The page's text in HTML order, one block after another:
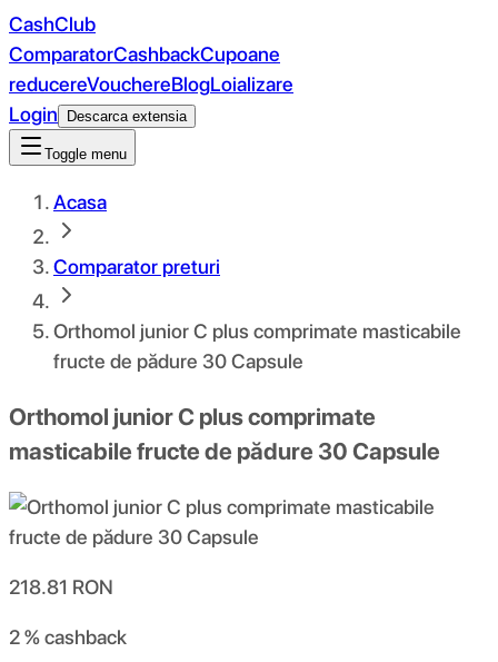
CashClub
ComparatorCashbackCupoane
reducereVouchereBlogLoializare
Login
Descarca extensia
Toggle menu
Acasa
Comparator preturi
Orthomol junior C plus comprimate masticabile
fructe de pădure 30 Capsule
Orthomol junior C plus comprimate
masticabile fructe de pădure 30 Capsule
218.81 RON
2 %cashback